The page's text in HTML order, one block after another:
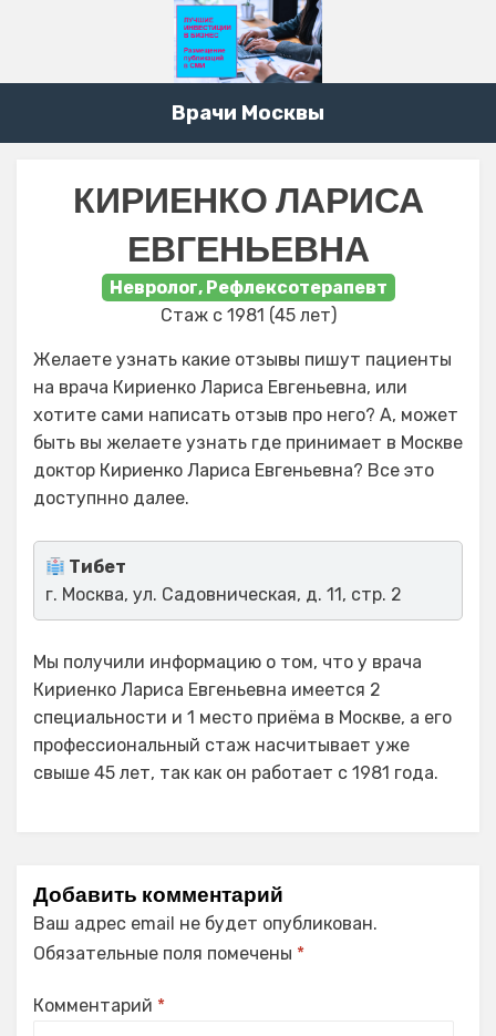
Врачи Москвы
КИРИЕНКО ЛАРИСА
ЕВГЕНЬЕВНА
Невролог, Рефлексотерапевт
Стаж с 1981 (45 лет)
Желаете узнать какие отзывы пишут пациенты
на врача Кириенко Лариса Евгеньевна, или
хотите сами написать отзыв про него? А, может
быть вы желаете узнать где принимает в Москве
доктор Кириенко Лариса Евгеньевна? Все это
доступнно далее.
Тибет
г. Москва, ул. Садовническая, д. 11, стр. 2
Мы получили информацию о том, что у врача
Кириенко Лариса Евгеньевна имеется 2
специальности и 1 место приёма в Москве, а его
профессиональный стаж насчитывает уже
свыше 45 лет, так как он работает с 1981 года.
Добавить комментарий
Ваш адрес email не будет опубликован.
Обязательные поля помечены *
Комментарий *